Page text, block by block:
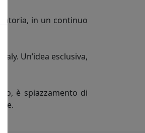
in un continuo
Un’idea esclusiva,
è spiazzamento di